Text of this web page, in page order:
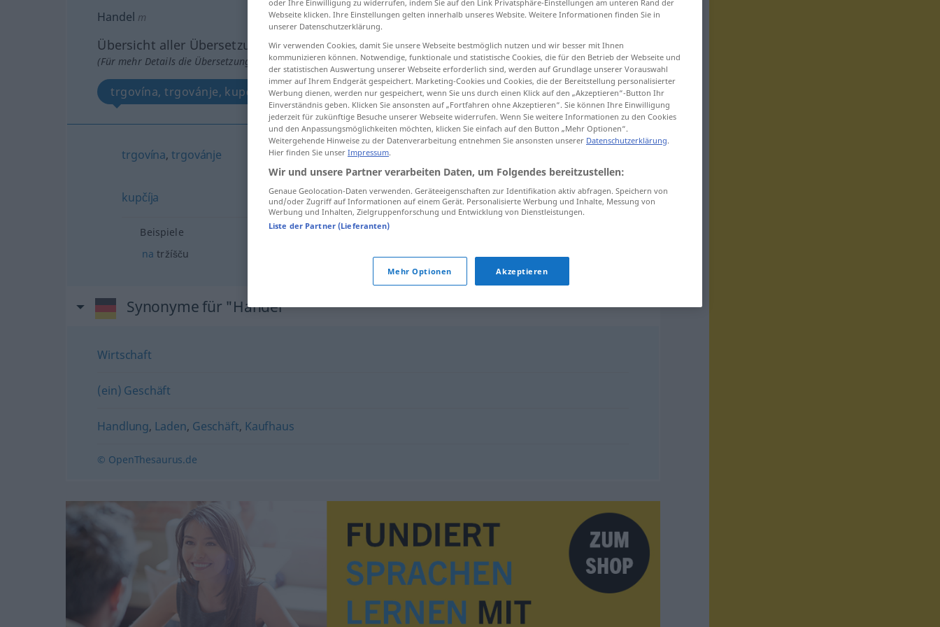
Handel m
Übersicht aller Übersetzungen
(Für mehr Details die Übersetzung anklicken/antippen)
trgovína, trgovánje, kupčíja
trgovína,trgovánje
kupčíja Handelabgeschlossen
Beispiele
na tržíšču
Synonyme für "Handel"
Wirtschaft
(ein) Geschäft
Handlung, Laden, Geschäft, Kaufhaus
© OpenThesaurus.de
oder Ihre Einwilligung zu widerrufen, indem Sie auf den Link Privatsphäre-Einstellungen am unteren Rand der
Webseite klicken. Ihre Einstellungen gelten innerhalb unseres Website. Weitere Informationen finden Sie in
unserer Datenschutzerklärung.
Wir verwenden Cookies, damit Sie unsere Webseite bestmöglich nutzen und wir besser mit Ihnen
kommunizieren können. Notwendige, funktionale und statistische Cookies, die für den Betrieb der Webseite und
der statistischen Auswertung unserer Webseite erforderlich sind, werden auf Grundlage unserer Vorauswahl
immer auf Ihrem Endgerät gespeichert. Marketing-Cookies und Cookies, die der Bereitstellung personalisierter
Werbung dienen, werden nur gespeichert, wenn Sie uns durch einen Klick auf den „Akzeptieren“-Button Ihr
Einverständnis geben. Klicken Sie ansonsten auf „Fortfahren ohne Akzeptieren“. Sie können Ihre Einwilligung
jederzeit für zukünftige Besuche unserer Webseite widerrufen. Wenn Sie weitere Informationen zu den Cookies
und den Anpassungsmöglichkeiten möchten, klicken Sie einfach auf den Button „Mehr Optionen“.
Weitergehende Hinweise zu der Datenverarbeitung entnehmen Sie ansonsten unserer Datenschutzerklärung.
Hier finden Sie unser Impressum.
Wir und unsere Partner verarbeiten Daten, um Folgendes bereitzustellen:
Genaue Geolocation-Daten verwenden. Geräteeigenschaften zur Identifikation aktiv abfragen. Speichern von
und/oder Zugriff auf Informationen auf einem Gerät. Personalisierte Werbung und Inhalte, Messung von
Werbung und Inhalten, Zielgruppenforschung und Entwicklung von Dienstleistungen.
Liste der Partner (Lieferanten)
Mehr Optionen Akzeptieren